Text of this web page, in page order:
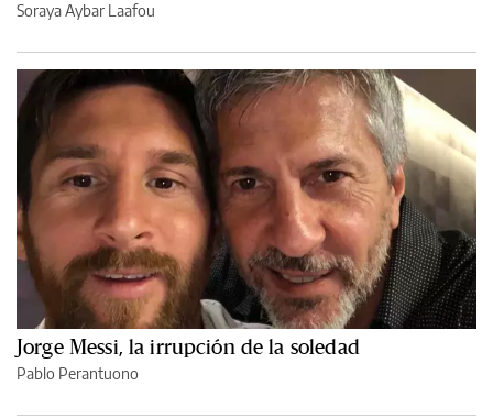
Soraya Aybar Laafou
Jorge Messi, la irrupción de la soledad
Pablo Perantuono